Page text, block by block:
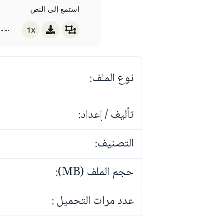
استمع إلى النص
-:-- 1x
نوع الملف:
تأليف / إعداد:
التصنيف:
حجم الملف (MB):
عدد مرات التحميل :